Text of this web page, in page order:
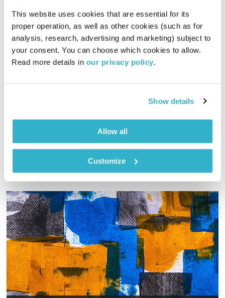
This website uses cookies that are essential for its
proper operation, as well as other cookies (such as for
analysis, research, advertising and marketing) subject to
your consent. You can choose which cookies to allow.
Read more details in our privacy policy.
Show details
Allow all
Customize
אלון אולארצ'יק
עכשיו באים?!
טלי פולק
מוזמנים להצטרף לשעה של שיחה אינטימית וקלילה מלווה בשיריו